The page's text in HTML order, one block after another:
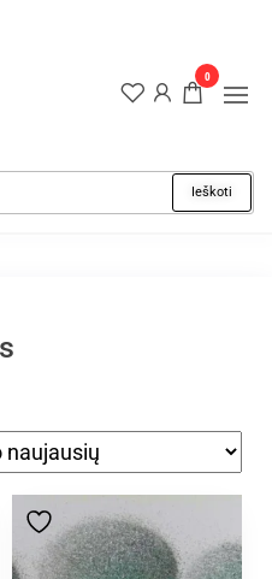
Ieškoti
0